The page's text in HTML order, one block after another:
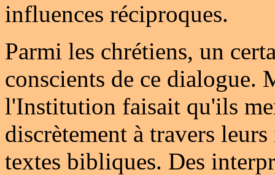
influences réciproques.
Parmi les chrétiens, un
conscients de ce dialogue.
l'Institution faisait qu'ils
discrètement à travers
textes bibliques. Des